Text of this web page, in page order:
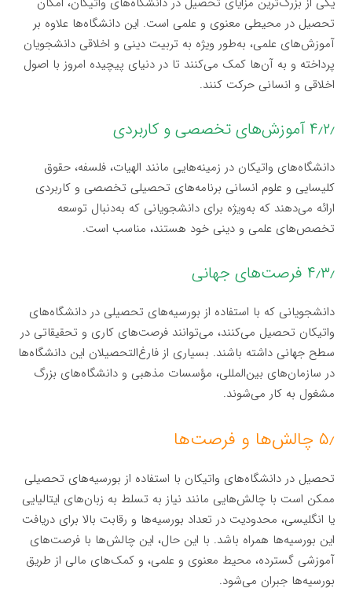
تحصیل در محیطی معنوی و علمی است. این دانشگاه‌ها علاوه بر
آموزش‌های علمی، به‌طور ویژه به تربیت دینی و اخلاقی دانشجویان
پرداخته و به آن‌ها کمک می‌کنند تا در دنیای پیچیده امروز با اصول
اخلاقی و انسانی حرکت کنند.
۴٫۲٫ آموزش‌های تخصصی و کاربردی
دانشگاه‌های واتیکان در زمینه‌هایی مانند الهیات، فلسفه، حقوق
کلیسایی و علوم انسانی برنامه‌های تحصیلی تخصصی و کاربردی
ارائه می‌دهند که به‌ویژه برای دانشجویانی که به‌دنبال توسعه
تخصص‌های علمی و دینی خود هستند، مناسب است.
۴٫۳٫ فرصت‌های جهانی
دانشجویانی که با استفاده از بورسیه‌های تحصیلی در دانشگاه‌های
واتیکان تحصیل می‌کنند، می‌توانند فرصت‌های کاری و تحقیقاتی در
سطح جهانی داشته باشند. بسیاری از فارغ‌التحصیلان این دانشگاه‌ها
در سازمان‌های بین‌المللی، مؤسسات مذهبی و دانشگاه‌های بزرگ
مشغول به کار می‌شوند.
۵٫ چالش‌ها و فرصت‌ها
تحصیل در دانشگاه‌های واتیکان با استفاده از بورسیه‌های تحصیلی
ممکن است با چالش‌هایی مانند نیاز به تسلط به زبان‌های ایتالیایی
یا انگلیسی، محدودیت در تعداد بورسیه‌ها و رقابت بالا برای دریافت
این بورسیه‌ها همراه باشد. با این حال، این چالش‌ها با فرصت‌های
آموزشی گسترده، محیط معنوی و علمی، و کمک‌های مالی از طریق
بورسیه‌ها جبران می‌شود.